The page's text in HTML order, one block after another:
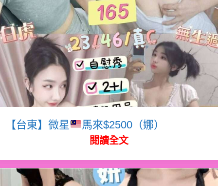
【台東】微星 馬來$2500（娜）
閱讀全文